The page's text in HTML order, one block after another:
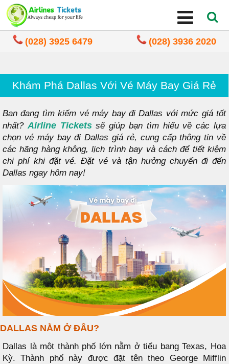
(028) 3925 6479 (028) 3936 2020
Khám Phá Dallas Với Vé Máy Bay Giá Rẻ
Bạn đang tìm kiếm vé máy bay đi Dallas với mức giá tốt
nhất?Airline Ticketssẽ giúp bạn tìm hiểu về các lựa
chọn vé máy bay đi Dallas giá rẻ, cung cấp thông tin về
các hãng hàng không, lịch trình bay và cách để tiết kiệm
chi phí khi đặt vé. Đặt vé và tận hưởng chuyến đi đến
Dallas ngay hôm nay!
DALLAS NẰM Ở ĐÂU?
Dallas là một thành phố lớn nằm ở tiểu bang Texas, Hoa
Kỳ. Thành phố này được đặt tên theo George Mifflin